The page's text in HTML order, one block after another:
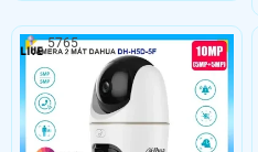
5765